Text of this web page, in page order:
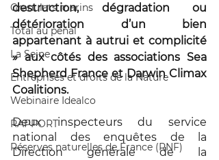
Granulats marins
Total au pénal
La Seine
Entreprises et droits de la Nature
Webinaire Idealco
RAPPORT
Réserves naturelles de France (RNF)
destruction, dégradation ou
détérioration d’un bien
appartenant à autrui et complicité
» aux côtés des associations Sea
Shepherd France et Darwin Climax
Coalitions.
Deux inspecteurs du service
national des enquêtes de la
Direction générale de la